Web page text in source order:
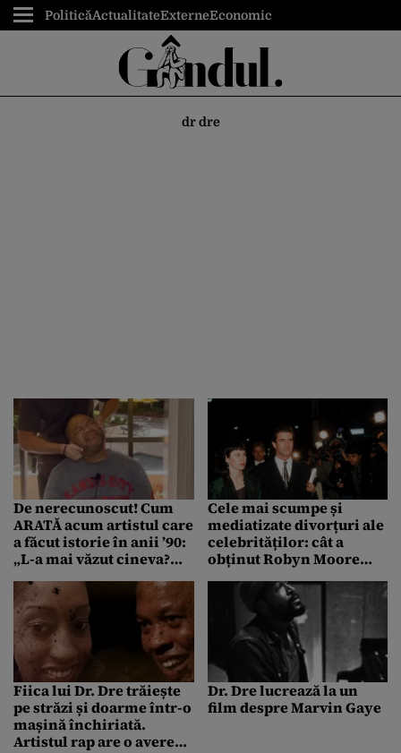
PoliticăActualitateExterneEconomic
dr dre
De nerecunoscut! Cum
ARATĂ acum artistul care
a făcut istorie în anii ’90:
„L-a mai văzut cineva?
Cele mai scumpe și
mediatizate divorțuri ale
celebrităților: cât a
obținut Robyn Moore
Fiica lui Dr. Dre trăiește
pe străzi și doarme într-o
mașină închiriată.
Artistul rap are o avere
Dr. Dre lucrează la un
film despre Marvin Gaye